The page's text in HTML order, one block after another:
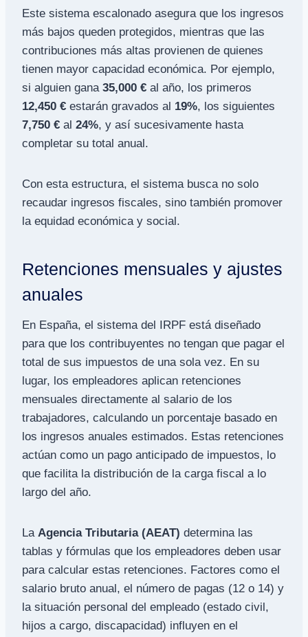
Este sistema escalonado asegura que los ingresos
más bajos queden protegidos, mientras que las
contribuciones más altas provienen de quienes
tienen mayor capacidad económica. Por ejemplo,
si alguien gana 35,000 € al año, los primeros
12,450 € estarán gravados al 19%, los siguientes
7,750 € al 24%, y así sucesivamente hasta
completar su total anual.
Con esta estructura, el sistema busca no solo
recaudar ingresos fiscales, sino también promover
la equidad económica y social.
Retenciones mensuales y ajustes
anuales
En España, el sistema del IRPF está diseñado
para que los contribuyentes no tengan que pagar el
total de sus impuestos de una sola vez. En su
lugar, los empleadores aplican retenciones
mensuales directamente al salario de los
trabajadores, calculando un porcentaje basado en
los ingresos anuales estimados. Estas retenciones
actúan como un pago anticipado de impuestos, lo
que facilita la distribución de la carga fiscal a lo
largo del año.
La Agencia Tributaria (AEAT) determina las
tablas y fórmulas que los empleadores deben usar
para calcular estas retenciones. Factores como el
salario bruto anual, el número de pagas (12 o 14) y
la situación personal del empleado (estado civil,
hijos a cargo, discapacidad) influyen en el